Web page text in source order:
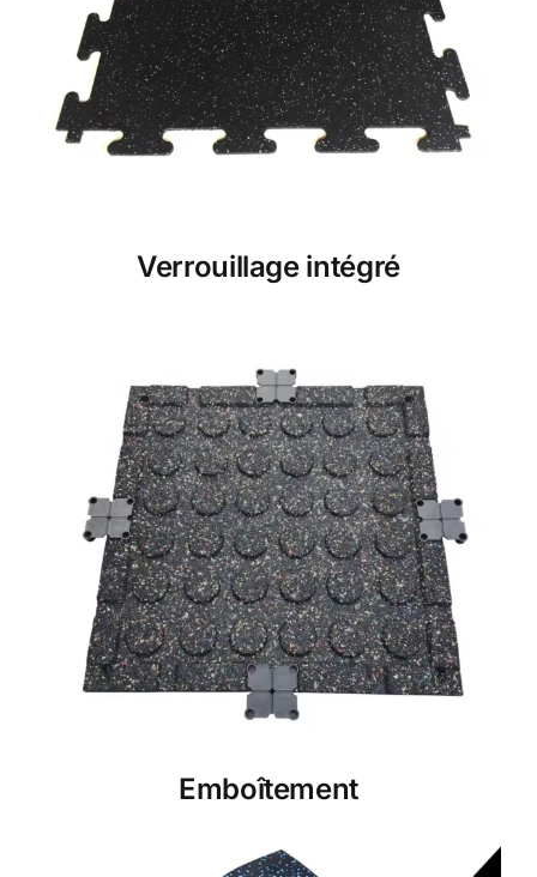
Verrouillage intégré
Emboîtement